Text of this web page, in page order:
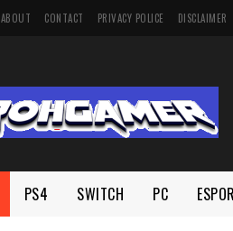
ABOUT CONTACT PRIVACY POLICE DISCLAIMER
PS4 SWITCH PC